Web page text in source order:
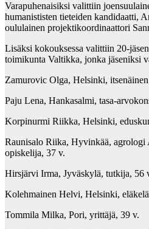
Varapuhenaisiksi valittiin
humanististen tieteiden kandidaatti,
oululainen projektikoordinaattori
Lisäksi kokouksessa valittiin 20-
toimikunta Valtikka, jonka jäseniksi
Zamurovic Olga, Helsinki,
Paju Lena, Hankasalmi, tasa-
Korpinurmi Riikka, Helsinki,
Raunisalo Riika, Hyvinkää,
opiskelija, 37 v.
Hirsjärvi Irma, Jyväskylä, tutkija, 56
Kolehmainen Helvi, Helsinki,
Tommila Milka, Pori, yrittäjä, 39 v.